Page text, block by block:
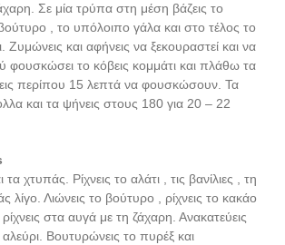
Σε μία τρύπα στη μέση βάζεις το
, το υπόλοιπο γάλα και στο τέλος το
Ζυμώνεις και αφήνεις να ξεκουραστεί και να
το κόβεις κομμάτι και πλάθω τα
περίπου 15 λεπτά να φουσκώσουν. Τα
και τα ψήνεις στους 180 για 20 – 22
χτυπάς. Ρίχνεις το αλάτι , τις βανίλιες , τη
λίγο. Λιώνεις το βούτυρο , ρίχνεις το κακάο
στα αυγά με τη ζάχαρη. Ανακατεύεις
αλεύρι. Βουτυρώνεις το πυρέξ και